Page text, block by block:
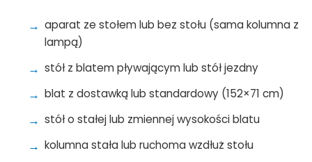
aparat ze stołem lub bez stołu (sama kolumna z
lampą)
stół z blatem pływającym lub stół jezdny
blat z dostawką lub standardowy (152×71 cm)
stół o stałej lub zmiennej wysokości blatu
kolumna stała lub ruchoma wzdłuż stołu